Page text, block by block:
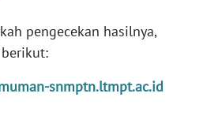
pengecekan hasilnya,
snmptn.ltmpt.ac.id